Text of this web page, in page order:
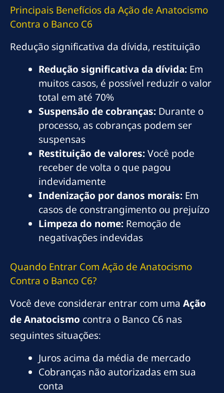
Principais Benefícios da Ação de Anatocismo
Contra o Banco C6
Redução significativa da dívida, restituição
Redução significativa da dívida: Em
muitos casos, é possível reduzir o valor
total em até 70%
Suspensão de cobranças: Durante o
processo, as cobranças podem ser
suspensas
Restituição de valores:Você pode
receber de volta o que pagou
indevidamente
Indenização por danos morais: Em
casos de constrangimento ou prejuízo
Limpeza do nome: Remoção de
negativações indevidas
Quando Entrar Com Ação de Anatocismo
Contra o Banco C6?
Você deve considerar entrar com uma Ação
de Anatocismo contra o Banco C6 nas
seguintes situações:
Juros acima da média de mercado
Cobranças não autorizadas em sua
conta